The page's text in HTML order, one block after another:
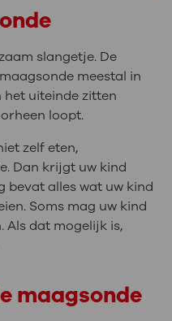
slangetje. De
meestal in
het uiteinde zitten
loopt.
zelf eten,
Dan krijgt uw kind
bevat alles wat uw kind
Soms mag uw kind
Als dat mogelijk is,
maagsonde